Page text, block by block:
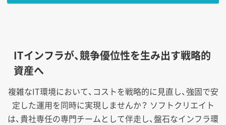
ITインフラが、競争優位性を生み出す戦略的
資産へ
複雑なIT環境において、コストを戦略的に見直し、強固で安
定した運用を同時に実現しませんか？ ソフトクリエイト
は、貴社専任の専門チームとして伴走し、盤石なインフラ環